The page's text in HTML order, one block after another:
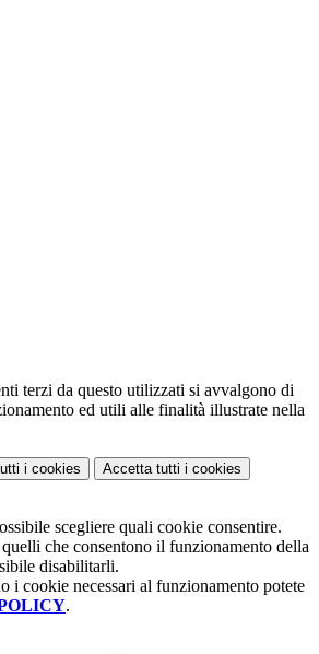
terzi da questo utilizzati si avvalgono di
ed utili alle finalità illustrate nella
i cookies Accetta tutti i cookies
scegliere quali cookie consentire.
che consentono il funzionamento della
disabilitarli.
i cookie necessari al funzionamento potete
.